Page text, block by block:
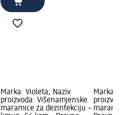
Marka: Violeta; Naziv
proizvoda: Višenamjenske
maramice za dezinfekciju –
Marka: